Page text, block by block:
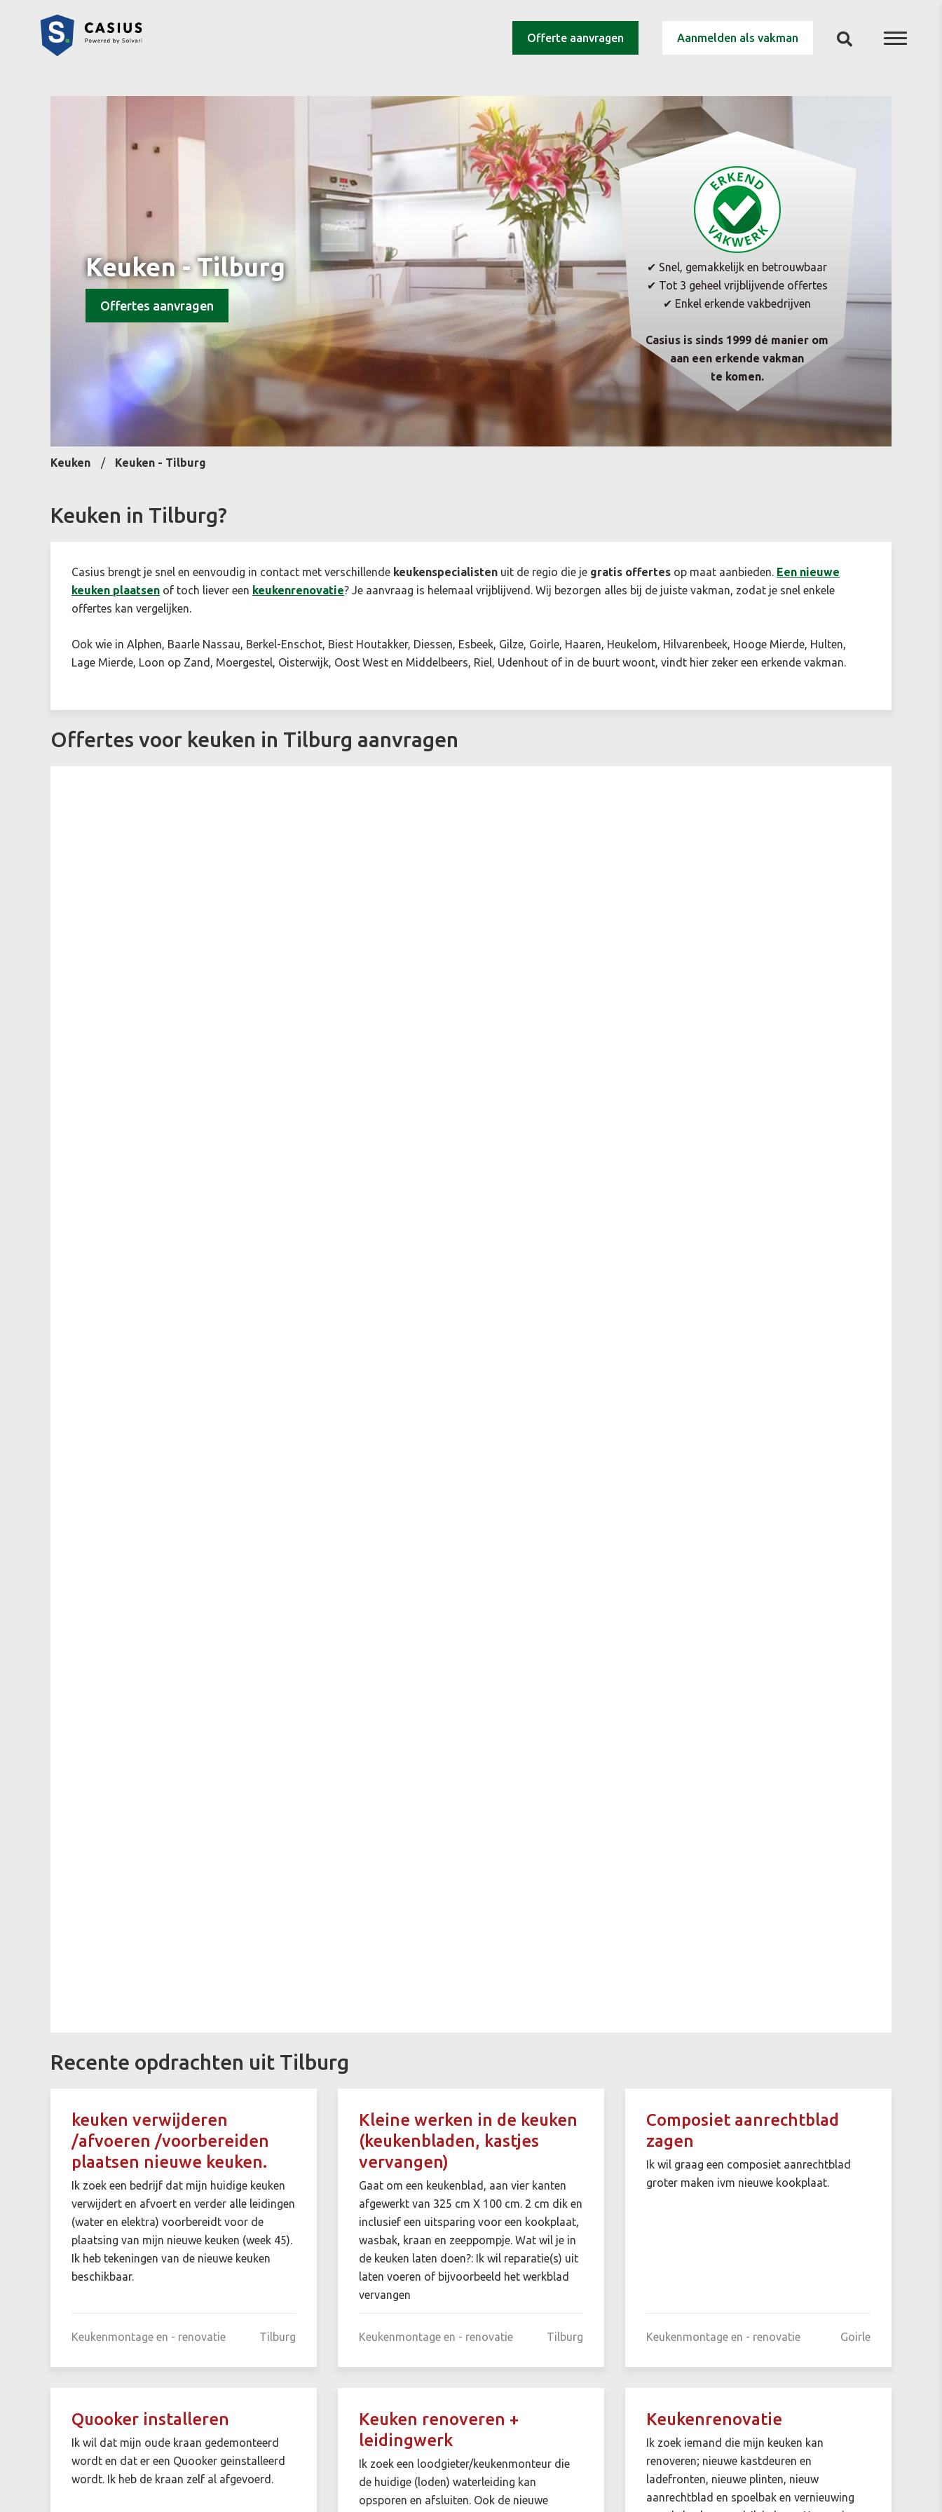
Offerte aanvragen Aanmelden als vakman
Keuken - Tilburg
Offertes aanvragen
✔ Snel, gemakkelijk en betrouwbaar
✔ Tot 3 geheel vrijblijvende offertes
✔ Enkel erkende vakbedrijven
Casius is sinds 1999 dé manier om
aan een erkende vakman
te komen.
Keuken Keuken - Tilburg
Keuken in Tilburg?
Casius brengt je snel en eenvoudig in contact met verschillende keukenspecialisten uit de regio die je gratis offertes op maat aanbieden. Een nieuwe
keuken plaatsen of toch liever een keukenrenovatie? Je aanvraag is helemaal vrijblijvend. Wij bezorgen alles bij de juiste vakman, zodat je snel enkele
offertes kan vergelijken.
Ook wie in Alphen, Baarle Nassau, Berkel-Enschot, Biest Houtakker, Diessen, Esbeek, Gilze, Goirle, Haaren, Heukelom, Hilvarenbeek, Hooge Mierde, Hulten,
Lage Mierde, Loon op Zand, Moergestel, Oisterwijk, Oost West en Middelbeers, Riel, Udenhout of in de buurt woont, vindt hier zeker een erkende vakman.
Offertes voor keuken in Tilburg aanvragen
Recente opdrachten uit Tilburg
keuken verwijderen
/afvoeren /voorbereiden
plaatsen nieuwe keuken.
Ik zoek een bedrijf dat mijn huidige keuken
verwijdert en afvoert en verder alle leidingen
(water en elektra) voorbereidt voor de
plaatsing van mijn nieuwe keuken (week 45).
Ik heb tekeningen van de nieuwe keuken
beschikbaar.
Keukenmontage en - renovatie Tilburg
Kleine werken in de keuken
(keukenbladen, kastjes
vervangen)
Gaat om een keukenblad, aan vier kanten
afgewerkt van 325 cm X 100 cm. 2 cm dik en
inclusief een uitsparing voor een kookplaat,
wasbak, kraan en zeeppompje. Wat wil je in
de keuken laten doen?: Ik wil reparatie(s) uit
laten voeren of bijvoorbeeld het werkblad
vervangen
Keukenmontage en - renovatie Tilburg
Composiet aanrechtblad
zagen
Ik wil graag een composiet aanrechtblad
groter maken ivm nieuwe kookplaat.
Keukenmontage en - renovatie Goirle
Quooker installeren
Ik wil dat mijn oude kraan gedemonteerd
wordt en dat er een Quooker geinstalleerd
wordt. Ik heb de kraan zelf al afgevoerd.
Keuken renoveren +
leidingwerk
Ik zoek een loodgieter/keukenmonteur die
de huidige (loden) waterleiding kan
opsporen en afsluiten. Ook de nieuwe
Keukenrenovatie
Ik zoek iemand die mijn keuken kan
renoveren; nieuwe kastdeuren en
ladefronten, nieuwe plinten, nieuw
aanrechtblad en spoelbak en vernieuwing